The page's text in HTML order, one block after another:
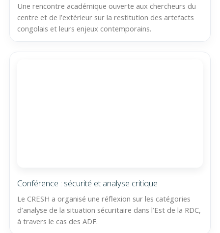
Une rencontre académique ouverte aux chercheurs du
centre et de l’extérieur sur la restitution des artefacts
congolais et leurs enjeux contemporains.
Conférence : sécurité et analyse critique
Le CRESH a organisé une réflexion sur les catégories
d’analyse de la situation sécuritaire dans l’Est de la RDC,
à travers le cas des ADF.